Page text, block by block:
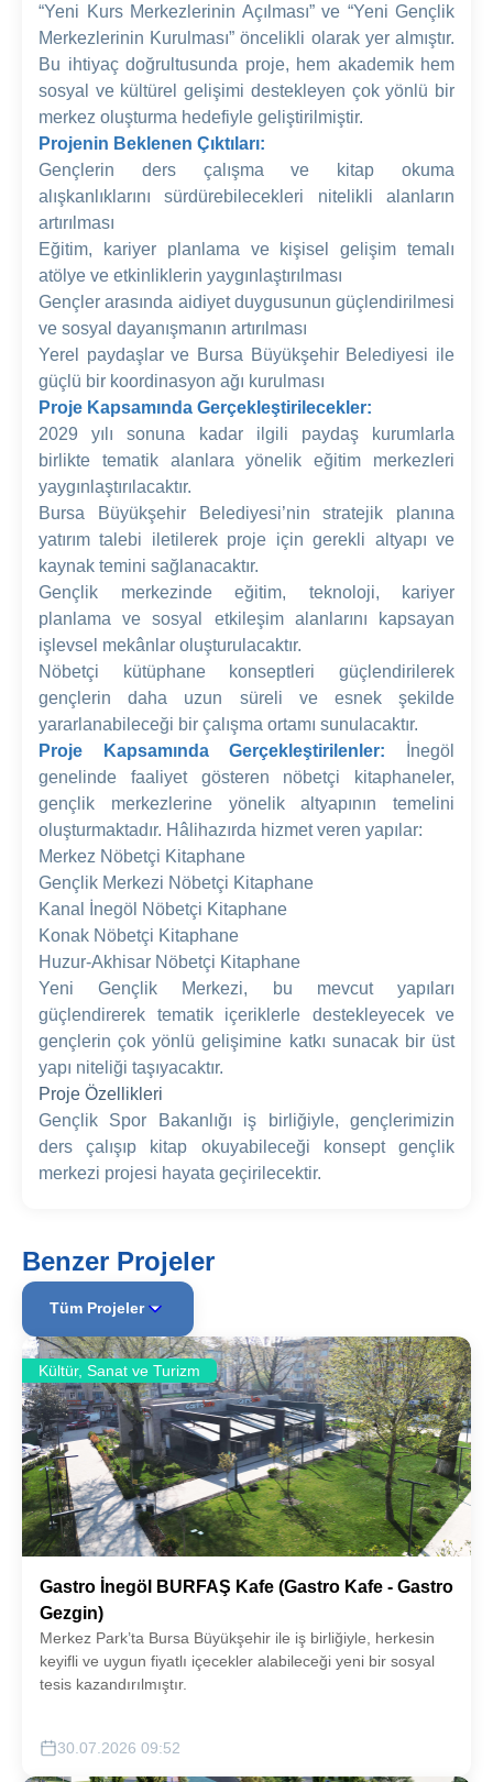
“Yeni Kurs Merkezlerinin Açılması” ve “Yeni Gençlik
Merkezlerinin Kurulması” öncelikli olarak yer almıştır.
Bu ihtiyaç doğrultusunda proje, hem akademik hem
sosyal ve kültürel gelişimi destekleyen çok yönlü bir
merkez oluşturma hedefiyle geliştirilmiştir.
Projenin Beklenen Çıktıları:
Gençlerin ders çalışma ve kitap okuma
alışkanlıklarını sürdürebilecekleri nitelikli alanların
artırılması
Eğitim, kariyer planlama ve kişisel gelişim temalı
atölye ve etkinliklerin yaygınlaştırılması
Gençler arasında aidiyet duygusunun güçlendirilmesi
ve sosyal dayanışmanın artırılması
Yerel paydaşlar ve Bursa Büyükşehir Belediyesi ile
güçlü bir koordinasyon ağı kurulması
Proje Kapsamında Gerçekleştirilecekler:
2029 yılı sonuna kadar ilgili paydaş kurumlarla
birlikte tematik alanlara yönelik eğitim merkezleri
yaygınlaştırılacaktır.
Bursa Büyükşehir Belediyesi’nin stratejik planına
yatırım talebi iletilerek proje için gerekli altyapı ve
kaynak temini sağlanacaktır.
Gençlik merkezinde eğitim, teknoloji, kariyer
planlama ve sosyal etkileşim alanlarını kapsayan
işlevsel mekânlar oluşturulacaktır.
Nöbetçi kütüphane konseptleri güçlendirilerek
gençlerin daha uzun süreli ve esnek şekilde
yararlanabileceği bir çalışma ortamı sunulacaktır.
Proje Kapsamında Gerçekleştirilenler:
İnegöl
genelinde faaliyet gösteren nöbetçi kitaphaneler,
gençlik merkezlerine yönelik altyapının temelini
oluşturmaktadır. Hâlihazırda hizmet veren yapılar:
Merkez Nöbetçi Kitaphane
Gençlik Merkezi Nöbetçi Kitaphane
Kanal İnegöl Nöbetçi Kitaphane
Konak Nöbetçi Kitaphane
Huzur-Akhisar Nöbetçi Kitaphane
Yeni Gençlik Merkezi, bu mevcut yapıları
güçlendirerek tematik içeriklerle destekleyecek ve
gençlerin çok yönlü gelişimine katkı sunacak bir üst
yapı niteliği taşıyacaktır.
Proje Özellikleri
Gençlik Spor Bakanlığı iş birliğiyle, gençlerimizin
ders çalışıp kitap okuyabileceği konsept gençlik
merkezi projesi hayata geçirilecektir.
Benzer Projeler
Tüm Projeler
Kültür, Sanat ve Turizm
Gastro İnegöl BURFAŞ Kafe (Gastro Kafe - Gastro
Gezgin)
Merkez Park’ta Bursa Büyükşehir ile iş birliğiyle, herkesin
keyifli ve uygun fiyatlı içecekler alabileceği yeni bir sosyal
tesis kazandırılmıştır.
30.07.2026 09:52